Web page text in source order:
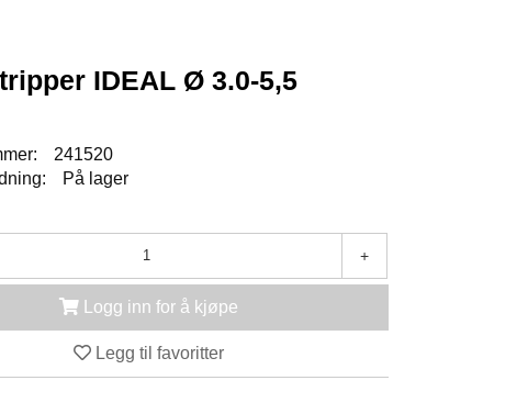
IDEAL Ø 3.0-5,5
241520
På lager
+
Logg inn for å kjøpe
Legg til favoritter